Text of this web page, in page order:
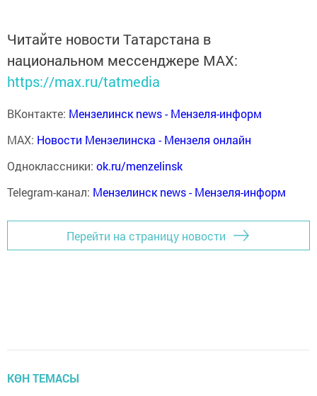
Читайте новости Татарстана в
национальном мессенджере MАХ:
https://max.ru/tatmedia
ВКонтакте: Мензелинск news - Мензеля-информ
MAX: Новости Мензелинска - Мензеля онлайн
Одноклассники: ok.ru/menzelinsk
Telegram-канал: Мензелинск news - Мензеля-информ
Перейти на страницу новости
КӨН ТЕМАСЫ